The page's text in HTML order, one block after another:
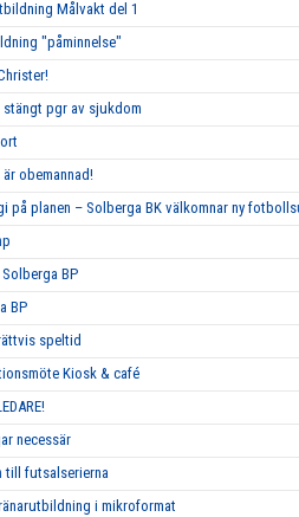
Målvakt del 1
"påminnelse"
stängt pgr av sjukdom
obemannad!
på planen – Solberga BK välkomnar ny
BP
BP
speltid
Kiosk & café
necessär
till futsalserierna
i mikroformat